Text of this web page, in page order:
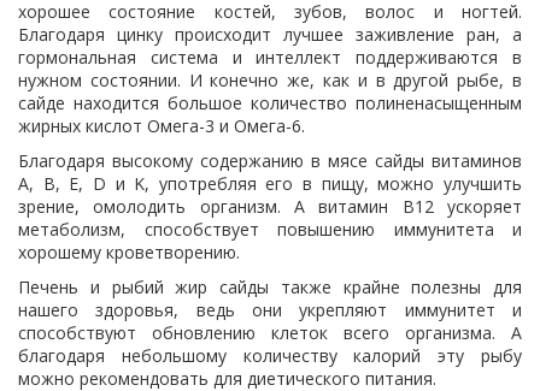
хорошее состояние костей, зубов, волос и ногтей.
Благодаря цинку происходит лучшее заживление ран, а
гормональная система и интеллект поддерживаются в
нужном состоянии. И конечно же, как и в другой рыбе, в
сайде находится большое количество полиненасыщенным
жирных кислот Омега-3 и Омега-6.
Благодаря высокому содержанию в мясе сайды витаминов
A, B, E, D и K, употребляя его в пищу, можно улучшить
зрение, омолодить организм. А витамин B12 ускоряет
метаболизм, способствует повышению иммунитета и
хорошему кроветворению.
Печень и рыбий жир сайды также крайне полезны для
нашего здоровья, ведь они укрепляют иммунитет и
способствуют обновлению клеток всего организма. А
благодаря небольшому количеству калорий эту рыбу
можно рекомендовать для диетического питания.